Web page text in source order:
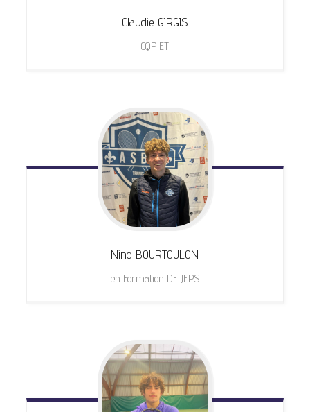
Claudie GIRGIS
CQP ET
Nino BOURTOULON
en Formation DE JEPS